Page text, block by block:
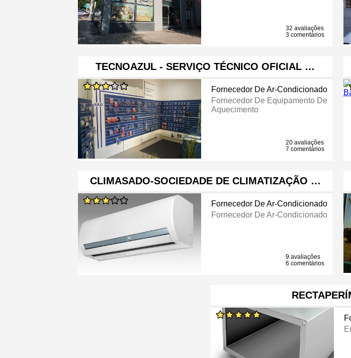
32 avaliações
3 comentários
TECNOAZUL - SERVIÇO TÉCNICO OFICIAL …
Fornecedor De Ar-Condicionado
Fornecedor De Equipamento De
Aquecimento
20 avaliações
7 comentários
CLIMASADO-SOCIEDADE DE CLIMATIZAÇÃO …
Fornecedor De Ar-Condicionado
Fornecedor De Ar-Condicionado
9 avaliações
6 comentários